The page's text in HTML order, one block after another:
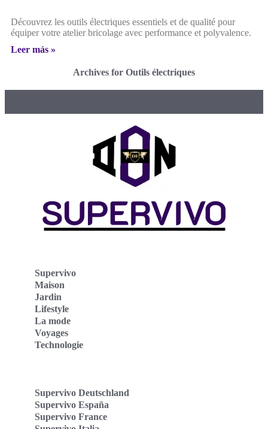
Découvrez les outils électriques essentiels et de qualité pour
équiper votre atelier bricolage avec performance et polyvalence.
Leer más »
Archives for Outils électriques
Supervivo
Maison
Jardin
Lifestyle
La mode
Voyages
Technologie
Supervivo Deutschland
Supervivo España
Supervivo France